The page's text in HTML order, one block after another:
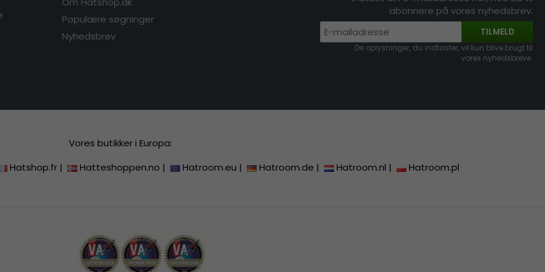
Populære søgninger
Nyhedsbrev
abonnere på vores nyhedsbrev.
TILMELD
De oplysninger, du indtaster, vil kun blive brugt til
vores nyhedsbreve.
Vores butikker i Europa:
Hatshop.fr | Hatteshoppen.no | Hatroom.eu | Hatroom.de | Hatroom.nl | Hatroom.pl